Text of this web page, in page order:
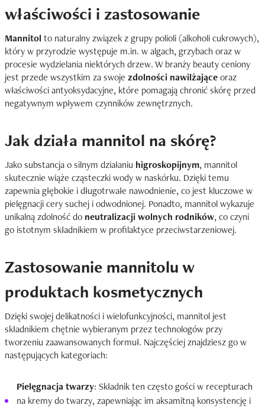
właściwości i zastosowanie
Mannitol to naturalny związek z grupy polioli (alkoholi cukrowych),
który w przyrodzie występuje m.in. w algach, grzybach oraz w
procesie wydzielania niektórych drzew. W branży beauty ceniony
jest przede wszystkim za swoje zdolności nawilżająceoraz
właściwości antyoksydacyjne, które pomagają chronić skórę przed
negatywnym wpływem czynników zewnętrznych.
Jak działa mannitol na skórę?
Jako substancja o silnym działaniu higroskopijnym, mannitol
skutecznie wiąże cząsteczki wody w naskórku. Dzięki temu
zapewnia głębokie i długotrwałe nawodnienie, co jest kluczowe w
pielęgnacji cery suchej i odwodnionej. Ponadto, mannitol wykazuje
unikalną zdolność do neutralizacji wolnych rodników, co czyni
go istotnym składnikiem w profilaktyce przeciwstarzeniowej.
Zastosowanie mannitolu w
produktach kosmetycznych
Dzięki swojej delikatności i wielofunkcyjności, mannitol jest
składnikiem chętnie wybieranym przez technologów przy
tworzeniu zaawansowanych formuł. Najczęściej znajdziesz go w
następujących kategoriach:
Pielęgnacja twarzy: Składnik ten często gości w recepturach
na kremy do twarzy, zapewniając im aksamitną konsystencję i